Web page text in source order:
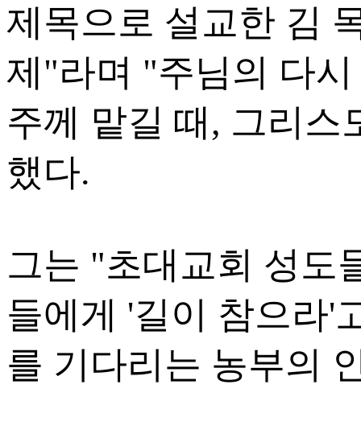
제목으로 설교한 김
제"라며 "주님의 다
주께 맡길 때, 그리스
했다.
그는 "초대교회 성도
들에게 '길이 참으라'
를 기다리는 농부의